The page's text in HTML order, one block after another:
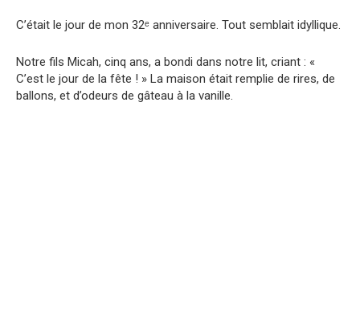
C’était le jour de mon 32ᵉ anniversaire. Tout semblait idyllique.
Notre fils Micah, cinq ans, a bondi dans notre lit, criant : «
C’est le jour de la fête ! » La maison était remplie de rires, de
ballons, et d’odeurs de gâteau à la vanille.